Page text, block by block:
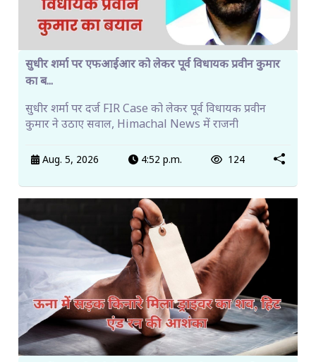
सुधीर शर्मा पर एफआईआर को लेकर पूर्व विधायक प्रवीन कुमार
का ब...
सुधीर शर्मा पर दर्ज FIR Case को लेकर पूर्व विधायक प्रवीन
कुमार ने उठाए सवाल, Himachal News में राजनी
Aug. 5, 2026 4:52 p.m. 124